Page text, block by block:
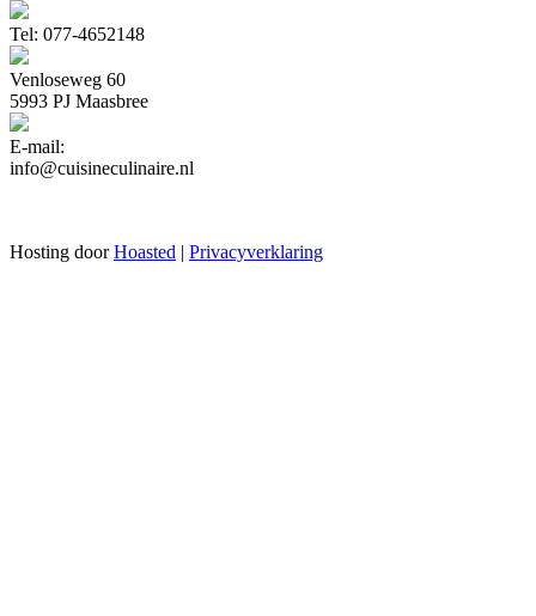
Tel: 077-4652148
Venloseweg 60
5993 PJ Maasbree
E-mail:
info@cuisineculinaire.nl
Hosting doorHoasted | Privacyverklaring